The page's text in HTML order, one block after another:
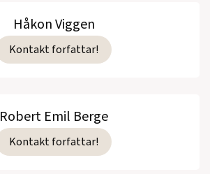
Håkon Viggen
Kontakt forfattar!
Robert Emil Berge
Kontakt forfattar!